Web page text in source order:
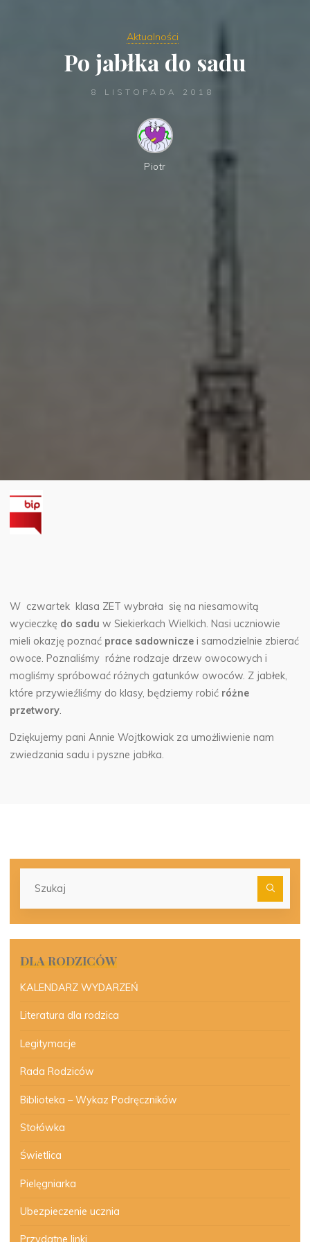
Aktualności
Po jabłka do sadu
8 LISTOPADA 2018
Piotr
W czwartek klasa ZET wybrała się na niesamowitą
wycieczkę do sadu w Siekierkach Wielkich.Nasi uczniowie
mieli okazję poznać prace sadownicze i samodzielnie zbierać
owoce. Poznaliśmy różne rodzaje drzew owocowych i
mogliśmy spróbować różnych gatunków owoców. Z jabłek,
które przywieźliśmy do klasy, będziemy robić różne
przetwory.
Dziękujemy pani Annie Wojtkowiak za umożliwienie nam
zwiedzania sadu i pyszne jabłka.
DLA RODZICÓW
KALENDARZ WYDARZEŃ
Literatura dla rodzica
Legitymacje
Rada Rodziców
Biblioteka – Wykaz Podręczników
Stołówka
Świetlica
Pielęgniarka
Ubezpieczenie ucznia